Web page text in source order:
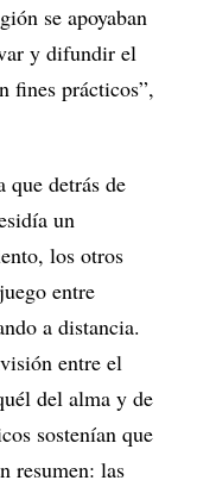
se apoyaban
y difundir el
fines prácticos”,
que detrás de
un
los otros
entre
a distancia.
entre el
del alma y de
sostenían que
resumen: las